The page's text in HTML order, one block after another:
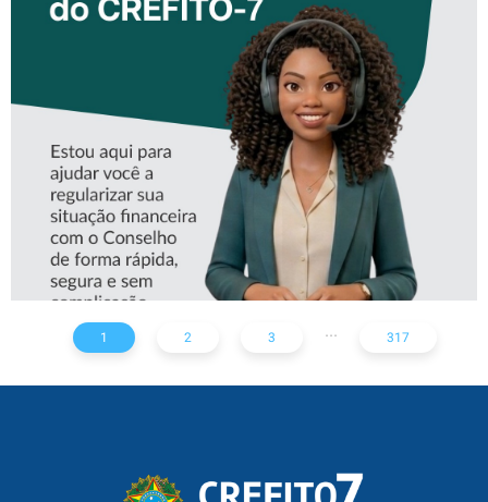
CONHEÇA A ‘ALINE’,
ASSISTENTE VIRTUAL DO
CREFITO-7
1 2 3 ... 317